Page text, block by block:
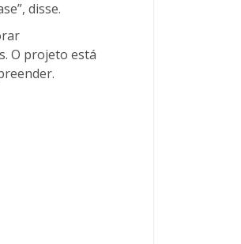
disse.
O projeto está